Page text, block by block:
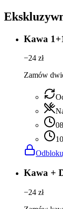
Kawa
−24 zł
Zamów
Kawa +
−24 zł